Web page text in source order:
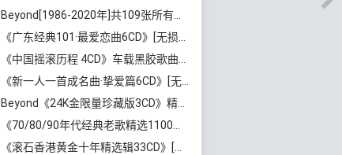
Beyond[1986-2020年]共109张所有专辑歌曲大全[高品质MP3/320K/15.56GB]百度云网盘下载
《广东经典101·最爱恋曲6CD》[无损WAV+高品质MP3/4.08GB]百度云网盘下载
《中国摇滚历程 4CD》车载黑胶歌曲合集[无损WAV/MP3/1.66GB]百度云网盘下载
《新一人一首成名曲·挚爱篇6CD》[无损MP3/DTS/WAV分轨/4.43GB]百度云网盘下载
Beyond《24K金限量珍藏版3CD》精选经典歌曲打包[无损WAV分轨/2.26GB]百度云网盘下载
《70/80/90年代经典老歌精选1100首》[高品质MP3/320K/10GB]百度云网盘下载
《滚石香港黄金十年精选辑33CD》[无损APE/WAV分轨/13.6GB]百度云网盘下载